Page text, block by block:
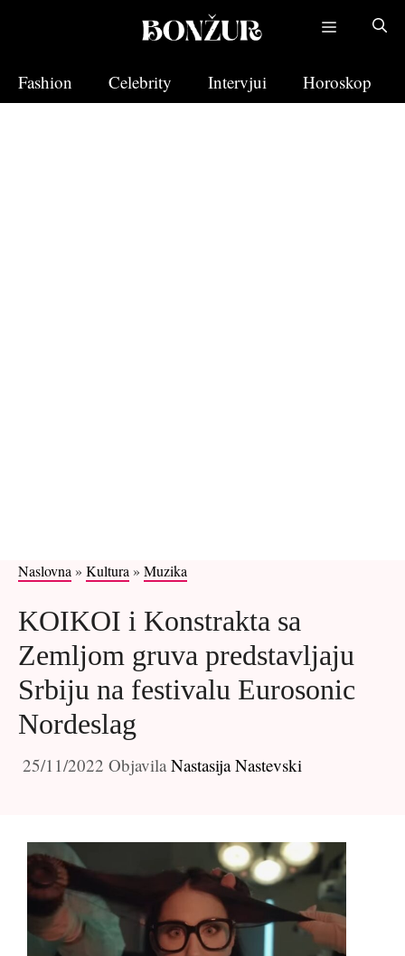
Fashion
Celebrity Intervjui Horoskop
Naslovna » Kultura » Muzika
KOIKOI i Konstrakta sa
Zemljom gruva predstavljaju
Srbiju na festivalu Eurosonic
Nordeslag
25/11/2022 Objavila Nastasija Nastevski